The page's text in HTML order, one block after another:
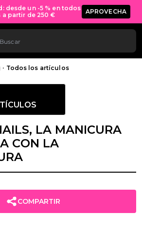
los pedidos a partir
70 €.
COMPRA
AHORA
· Todos los artículos
LA MANICURA
CON LA
COMPARTIR